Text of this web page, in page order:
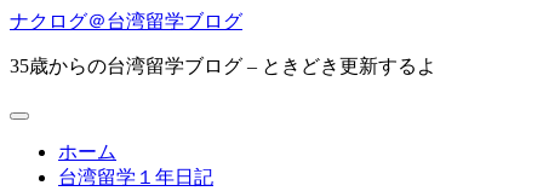
ナクログ＠台湾留学ブログ
35歳からの台湾留学ブログ – ときどき更新するよ
ホーム
台湾留学１年日記